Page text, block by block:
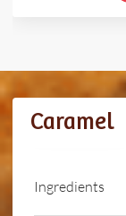
Caramel
Ingredients